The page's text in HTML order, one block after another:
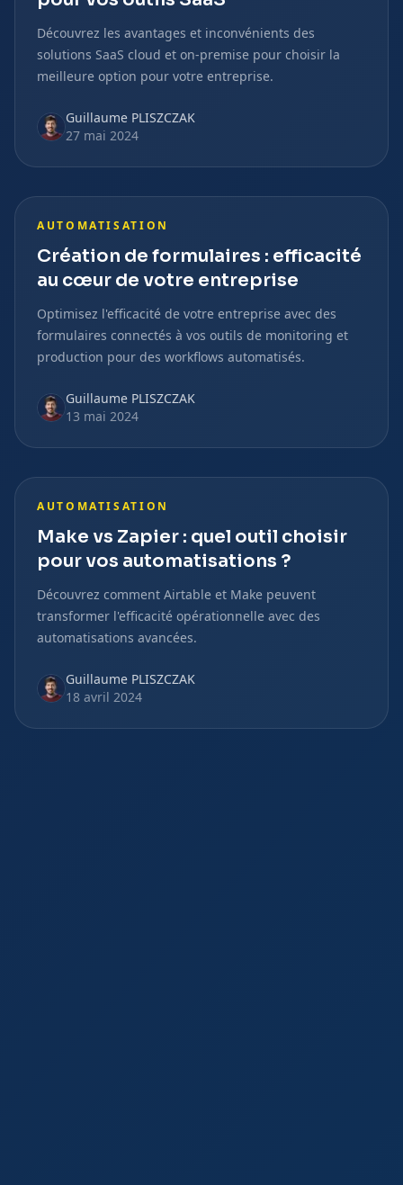
Découvrez les avantages et inconvénients des
solutions SaaS cloud et on-premise pour choisir la
meilleure option pour votre entreprise.
Guillaume PLISZCZAK
27 mai 2024
AUTOMATISATION
Création de formulaires : efficacité
au cœur de votre entreprise
Optimisez l'efficacité de votre entreprise avec des
formulaires connectés à vos outils de monitoring et
production pour des workflows automatisés.
Guillaume PLISZCZAK
13 mai 2024
AUTOMATISATION
Make vs Zapier : quel outil choisir
pour vos automatisations ?
Découvrez comment Airtable et Make peuvent
transformer l'efficacité opérationnelle avec des
automatisations avancées.
Guillaume PLISZCZAK
18 avril 2024